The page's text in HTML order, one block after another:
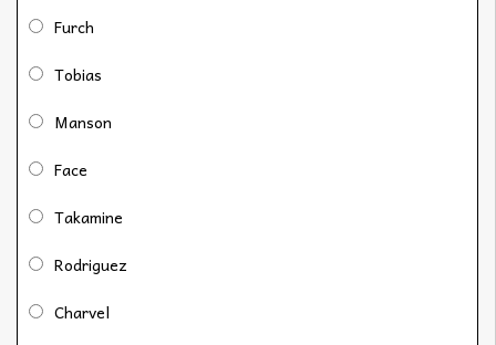
Furch
Tobias
Manson
Face
Takamine
Rodriguez
Charvel